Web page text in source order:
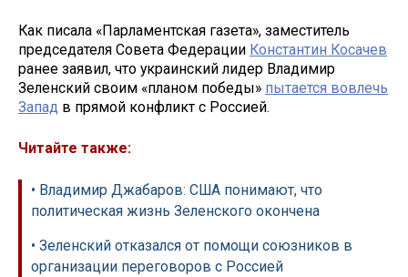
Как писала «Парламентская газета», заместитель
председателя Совета Федерации Константин Косачев
ранее заявил, что украинский лидер Владимир
Зеленский своим «планом победы» пытается вовлечь
Запад в прямой конфликт с Россией.
Читайте также:
• Владимир Джабаров: США понимают, что
политическая жизнь Зеленского окончена
• Зеленский отказался от помощи союзников в
организации переговоров с Россией